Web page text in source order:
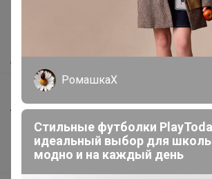
Доставка
Шоурумы
Торговые марки
Наша команда
В наличии
РомашкаХ
Стильные футболки
идеальный выбор для
модно и на каждый день